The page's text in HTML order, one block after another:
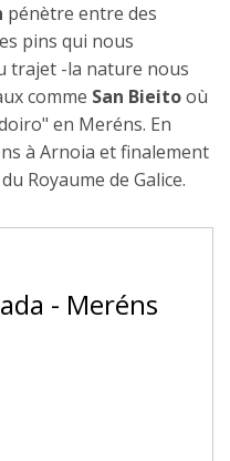
pénètre entre des
pins qui nous
trajet -la nature nous
comme San Bieitooù
en Meréns. En
à Arnoia et finalement
Royaume de Galice.
- Meréns